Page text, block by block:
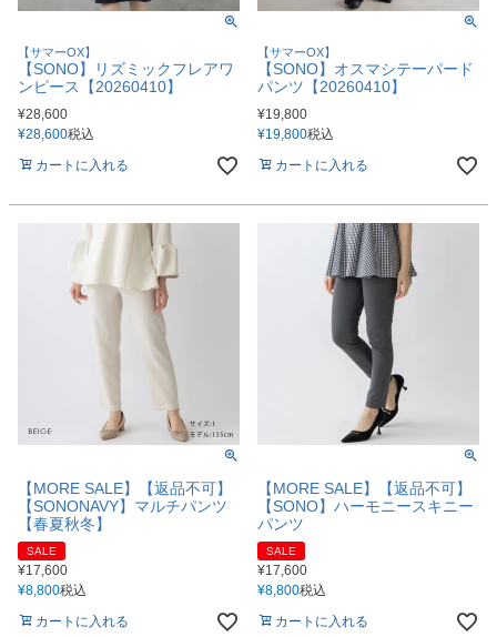
【サマーOX】
【SONO】リズミックフレアワ
ンピース【20260410】
¥28,600
¥28,600税込
カートに入れる
【サマーOX】
【SONO】オスマシテーパード
パンツ【20260410】
¥19,800
¥19,800税込
カートに入れる
【MORE SALE】【返品不可】
【SONONAVY】マルチパンツ
【春夏秋冬】
SALE
¥17,600
¥8,800税込
カートに入れる
【MORE SALE】【返品不可】
【SONO】ハーモニースキニー
パンツ
SALE
¥17,600
¥8,800税込
カートに入れる